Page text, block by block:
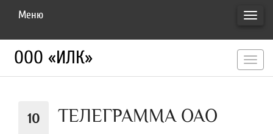
Меню
ООО «ИЛК»
10
ТЕЛЕГРАММА ОАО